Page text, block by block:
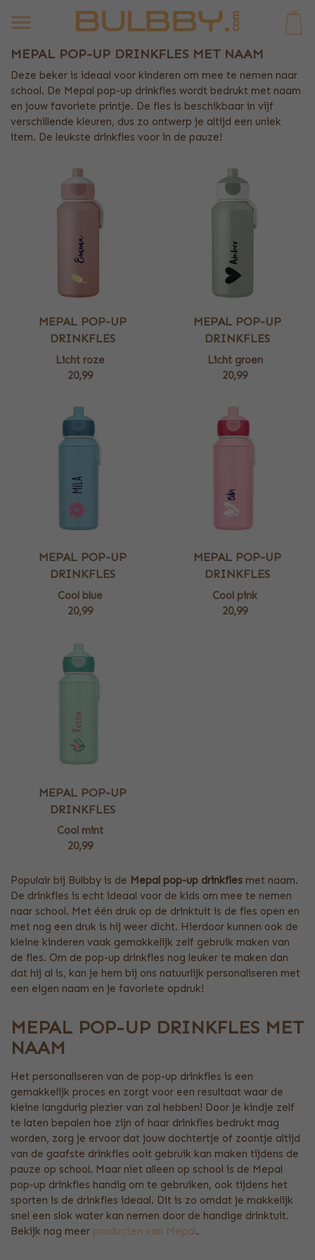
MEPAL POP-UP DRINKFLES MET NAAM
Deze beker is ideaal voor kinderen om mee te nemen naar
school. De Mepal pop-up drinkfles wordt bedrukt met naam
en jouw favoriete printje. De fles is beschikbaar in vijf
verschillende kleuren, dus zo ontwerp je altijd een uniek
item. De leukste drinkfles voor in de pauze!
MEPAL POP-UP
DRINKFLES
Licht roze
20,99
MEPAL POP-UP
DRINKFLES
Licht groen
20,99
MEPAL POP-UP
DRINKFLES
Cool blue
20,99
MEPAL POP-UP
DRINKFLES
Cool pink
20,99
MEPAL POP-UP
DRINKFLES
Cool mint
20,99
Populair bij Bulbby is de Mepal pop-up drinkfles met naam.
De drinkfles is echt ideaal voor de kids om mee te nemen
naar school. Met één druk op de drinktuit is de fles open en
met nog een druk is hij weer dicht. Hierdoor kunnen ook de
kleine kinderen vaak gemakkelijk zelf gebruik maken van
de fles. Om de pop-up drinkfles nog leuker te maken dan
dat hij al is, kan je hem bij ons natuurlijk personaliseren met
een eigen naam en je favoriete opdruk!
MEPAL POP-UP DRINKFLES MET
NAAM
Het personaliseren van de pop-up drinkfles is een
gemakkelijk proces en zorgt voor een resultaat waar de
kleine langdurig plezier van zal hebben! Door je kindje zelf
te laten bepalen hoe zijn of haar drinkfles bedrukt mag
worden, zorg je ervoor dat jouw dochtertje of zoontje altijd
van de gaafste drinkfles ooit gebruik kan maken tijdens de
pauze op school. Maar niet alleen op school is de Mepal
pop-up drinkfles handig om te gebruiken, ook tijdens het
sporten is de drinkfles ideaal. Dit is zo omdat je makkelijk
snel een slok water kan nemen door de handige drinktuit.
Bekijk nog meer producten van Mepal.